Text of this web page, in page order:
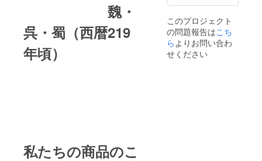
魏・
呉・蜀（西暦219
年頃）
私たちの商品のこ
このプロジェクト
の問題報告はこち
ら よりお問い合わ
せください